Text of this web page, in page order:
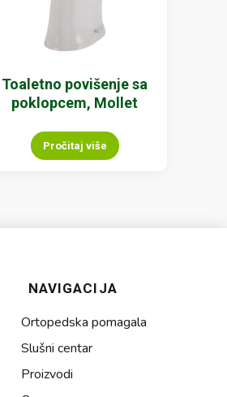
Toaletno povišenje sa
poklopcem, Mollet
Pročitaj više
NAVIGACIJA
Ortopedska pomagala
Slušni centar
Proizvodi